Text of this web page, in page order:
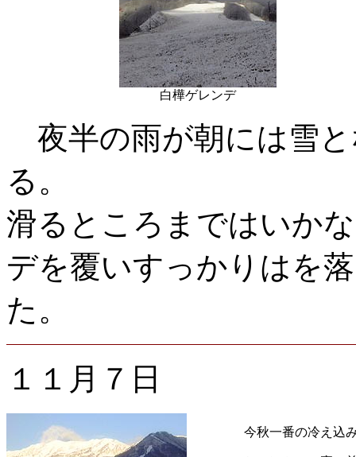
白樺ゲレンデ
夜半の雨が朝には雪
る。
滑るところまではいか
デを覆いすっかりはを
た。
１１月７日
今秋一番の冷え込